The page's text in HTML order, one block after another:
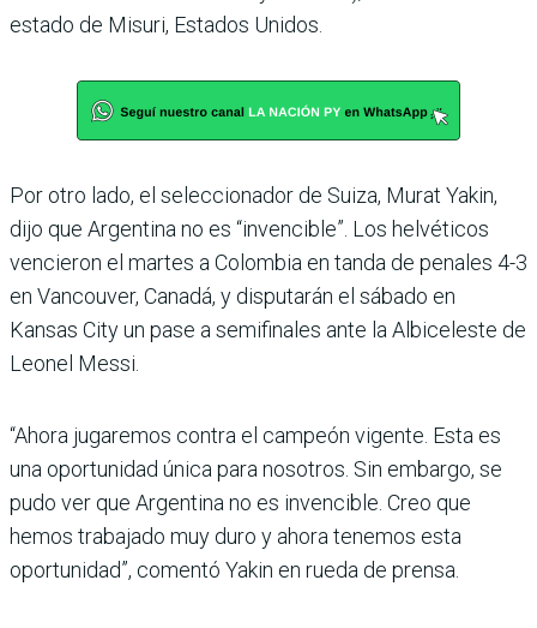
estado de Misuri, Estados Unidos.
Por otro lado, el seleccionador de Suiza, Murat Yakin,
dijo que Argentina no es “inven­cible”. Los helvéticos
vencie­ron el martes a Colombia en tanda de penales 4-3
en Van­couver, Canadá, y disputa­rán el sábado en
Kansas City un pase a semifinales ante la Albiceleste de
Leonel Messi.
“Ahora jugaremos contra el campeón vigente. Esta es
una oportunidad única para noso­tros. Sin embargo, se
pudo ver que Argentina no es invenci­ble. Creo que
hemos trabajado muy duro y ahora tenemos esta
oportunidad”, comentó Yakin en rueda de prensa.